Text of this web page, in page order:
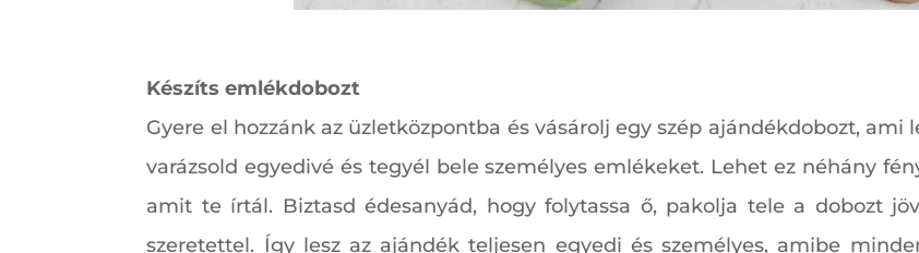
Készíts emlékdobozt
Gyere el hozzánk az üzletközpontba és vásárolj egy szép ajándékdobozt,
varázsold egyedivé és tegyél bele személyes emlékeket. Lehet ez néhány
amit te írtál. Biztasd édesanyád, hogy folytassa ő, pakolja tele a dobozt
szeretettel. Így lesz az ajándék teljesen egyedi és személyes, amibe